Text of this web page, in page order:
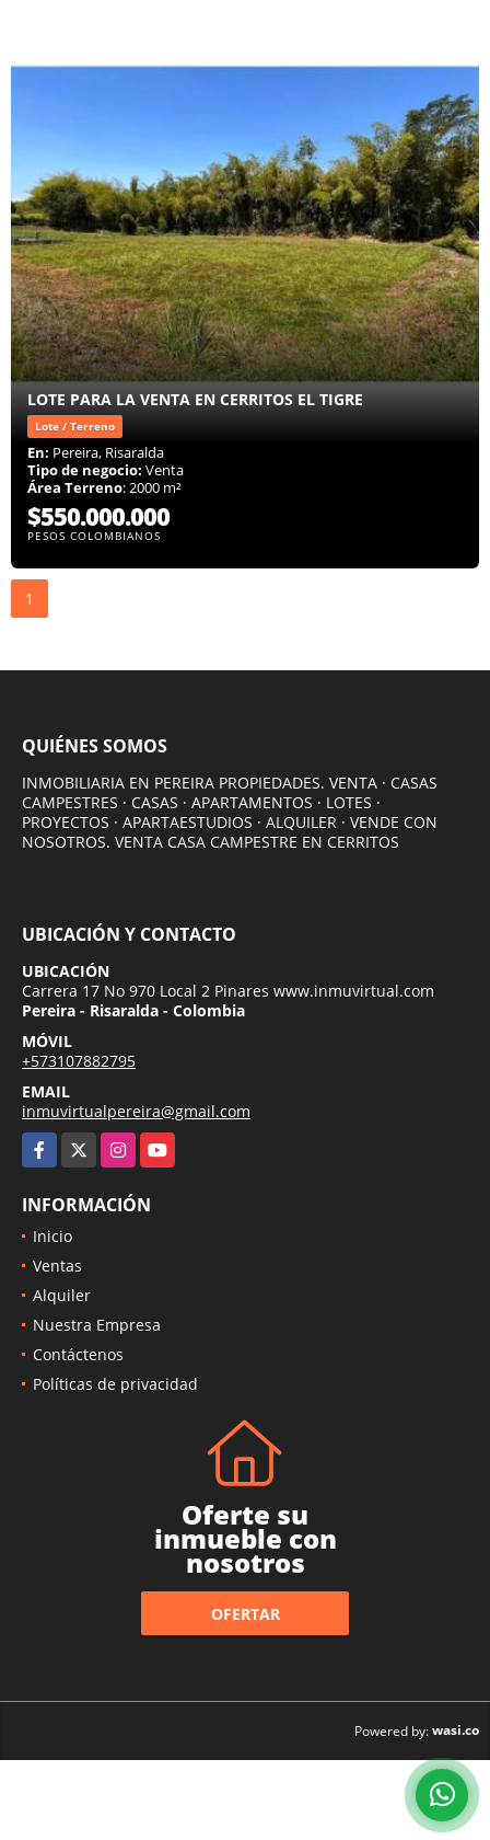
LOTE PARA LA VENTA EN CERRITOS EL TIGRE
Lote / Terreno
En: Pereira, Risaralda
Tipo de negocio: Venta
Área Terreno: 2000 m²
$550.000.000
PESOS COLOMBIANOS
1
QUIÉNES SOMOS
INMOBILIARIA EN PEREIRA PROPIEDADES. VENTA · CASAS
CAMPESTRES · CASAS · APARTAMENTOS · LOTES ·
PROYECTOS · APARTAESTUDIOS · ALQUILER · VENDE CON
NOSOTROS. VENTA CASA CAMPESTRE EN CERRITOS
UBICACIÓN Y CONTACTO
UBICACIÓN
Carrera 17 No 970 Local 2 Pinares www.inmuvirtual.com
Pereira - Risaralda - Colombia
MÓVIL
+573107882795
EMAIL
inmuvirtualpereira@gmail.com
Facebook
InstagramYouTube
INFORMACIÓN
Inicio
Ventas
Alquiler
Nuestra Empresa
Contáctenos
Políticas de privacidad
Oferte su
inmueble con
nosotros
OFERTAR
Powered by:wasi.co